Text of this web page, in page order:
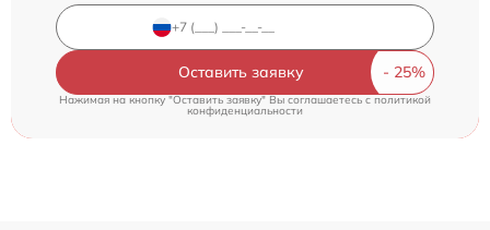
Оставить заявку
Нажимая на кнопку "Оставить заявку" Вы соглашаетесь cполитикой
конфиденциальности